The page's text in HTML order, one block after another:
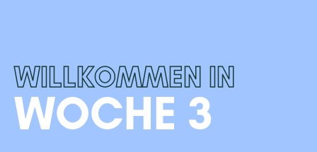
WILLKOMMEN IN
WOCHE 3